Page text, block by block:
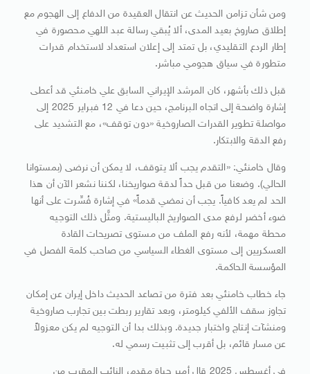
ومن شأن تزامن الحديث عن انتقال العقيدة من الدفاع إلى الهجوم مع
إطلاق صاروخ بعيد المدى، ألا يُبقي رسالة عبد اللهي محصورة في
إطار الردع التقليدي، بل تمتد إلى إعلان استعداد لاستخدام قدرات
متطورة في سياق هجومي مباشر.
قبل ذلك بأشهر، كان المرشد الإيراني السابق علي خامنئي قد أعطى
إشارة واضحة إلى اتجاه البرنامج، حين دعا في 12 فبراير 2025 إلى
مواصلة تطوير القدرات الصاروخية «دون توقف»، مع التشديد على
رفع الدقة والابتكار.
وقال خامنئي: «التقدم يجب ألا يتوقف، لا يمكن أن نرضى (بمستوانا
الحالي). وضعنا من قبل حداً لدقة صواريخنا، لكننا نشعر الآن أن هذا
الحد لم يعد كافياً. يجب أن نمضي قدماً» في إشارة فُسِّرت على أنها
ضوء أخضر لرفع مدى الصواريخ الباليستية. ومثَّل ذلك التوجيه
محطة مهمة، لأنه رفع الملف من مستوى تصريحات القادة
العسكريين إلى مستوى الغطاء السياسي من صاحب كلمة الفصل في
المؤسسة الحاكمة.
جاء خطاب خامنئي بعد فترة من تصاعد الحديث داخل إيران عن إمكان
تجاوز سقف الألفي كيلومتر، وبعد تقارير ربطت بين تجارب صاروخية
ومنشآت إنتاج واختبار جديدة. وبذلك بدا أن التوجيه لم يكن معزولاً
عن مسار قائم، بل أقرب إلى تثبيت رسمي له.